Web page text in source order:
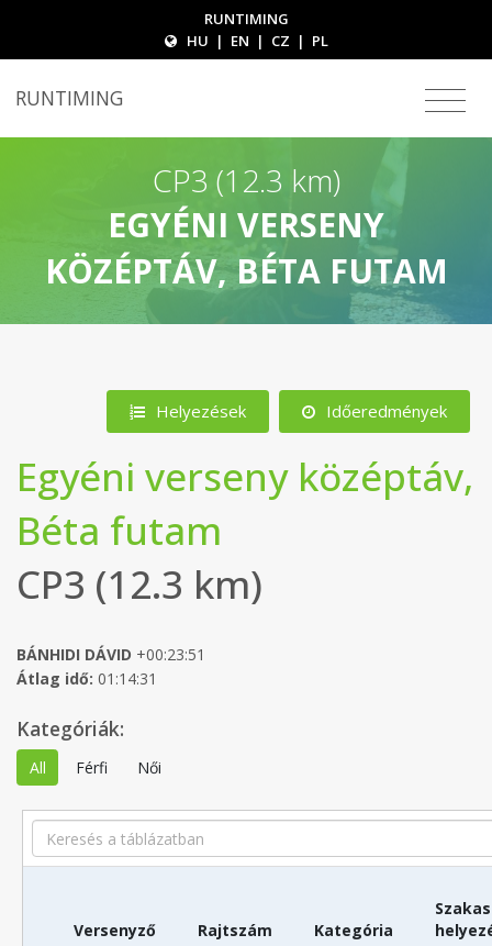
RUNTIMING
HU | EN | CZ | PL
RUNTIMING
CP3 (12.3 km)
EGYÉNI VERSENY
KÖZÉPTÁV, BÉTA FUTAM
Helyezések Időeredmények
Egyéni verseny középtáv,
Béta futam
CP3 (12.3 km)
BÁNHIDI DÁVID +00:23:51
Átlag idő: 01:14:31
Kategóriák:
All Férfi Női
Search
Versenyző Rajtszám Kategória